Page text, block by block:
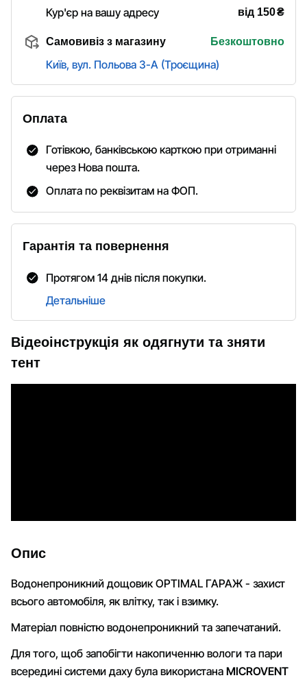
Відеоінструкція як одягнути та зняти
тент
Опис
Водонепроникний дощовик OPTIMAL ГАРАЖ - захист
всього автомобіля, як влітку, так і взимку.
Матеріал повністю водонепроникний та запечатаний.
Для того, щоб запобігти накопиченню вологи та пари
всередині системи даху була використана MICROVENT
Кур'єр на вашу адресу
від 150₴
Самовивіз з магазину Безкоштовно
Київ, вул. Польова 3-А (Троєщина)
Оплата
Готівкою, банківською карткою при отриманні
через Нова пошта.
Оплата по реквізитам на ФОП.
Гарантія та повернення
Протягом 14 днів після покупки.
Детальніше